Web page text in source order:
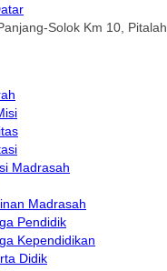
Solok Km 10, Pitalah
Madrasah
Madrasah
Pendidik
Kependidikan
Didik